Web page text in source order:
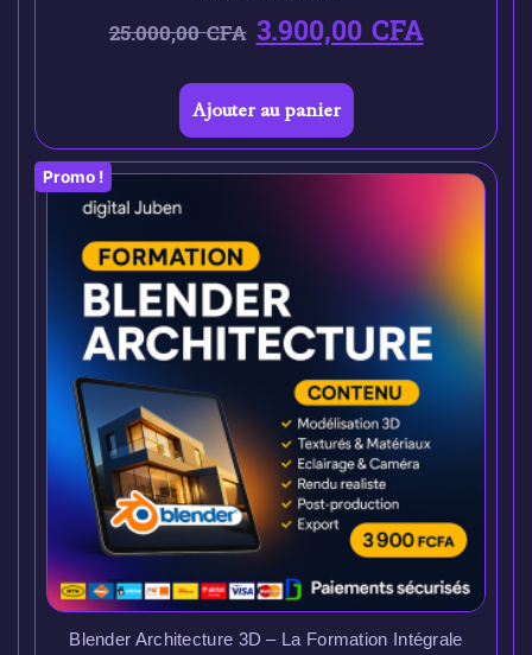
25.000,00CFA 3.900,00CFA
Ajouter au panier
Promo !
Blender Architecture 3D – La Formation Intégrale